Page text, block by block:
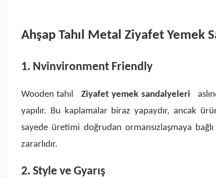
Ahşap Tahıl Metal Ziyafet Yemek
1. Nvinvironment Friendly
Wooden tahıl Ziyafet yemek sandalyeleri
yapılır. Bu kaplamalar biraz yapaydır, ancak
sayede üretimi doğrudan ormansızlaşmaya
zararlıdır.
2. Style ve Gyarış